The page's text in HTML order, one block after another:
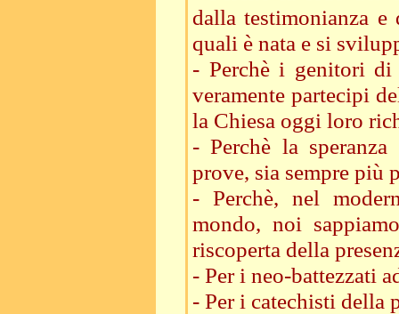
dalla testimonianza
quali è nata e si
- Perchè i genitori di
veramente partecipi
la Chiesa oggi loro
- Perchè la
prove, sia sempre più
- Perchè, nel
mondo, noi
riscoperta della
- Per i neo-battezzati
- Per i catechisti della